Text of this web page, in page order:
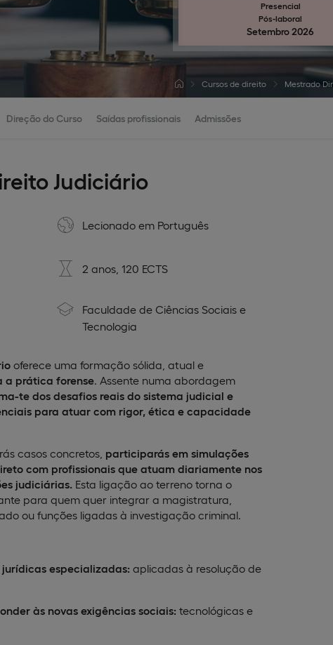
Presencial
Pós-laboral
Setembro 2026
Cursos de direito Mestrado
Direção do Curso Saídas profissionais Admissões
Judiciário
Lecionado em Português
2 anos, 120 ECTS
Faculdade de Ciências Sociais e
Tecnologia
oferece uma formação sólida, atual e
a prática forense. Assente numa abordagem
te dos desafios reais do sistema judicial e
para atuar com rigor, ética e capacidade
casos concretos, participarás em simulações
com profissionais que atuam diariamente nos
judiciárias. Esta ligação ao terreno torna o
para quem quer integrar a magistratura,
ou funções ligadas à investigação criminal.
especializadas: aplicadas à resolução de
às novas exigências sociais: tecnológicas e